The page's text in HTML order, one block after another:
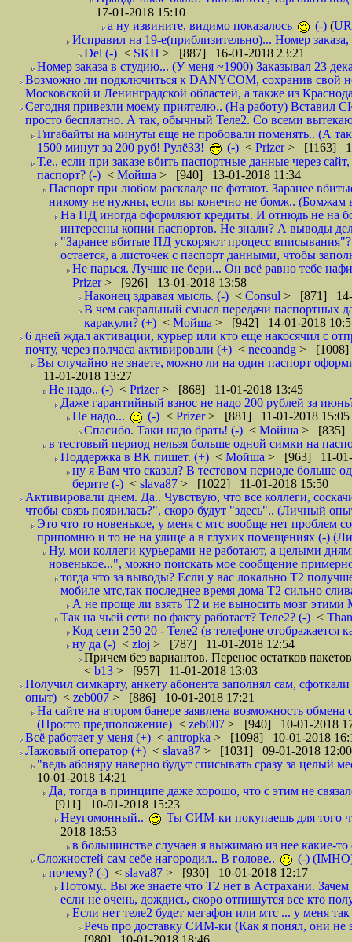
17-01-2018 15:10
а ну извините, видимо показалось
(-) (
Исправил на 19-е(приблизительно)... Номер
Del (-) < SKH > [887] 16-01-2018 23:21
Номер заказа в студию... (У меня ~1900) Заказывал 23
Возможно ли подключиться к DANYCOM, сохранив свой
Московской и Ленинградской областей, а также из
Сегодня привезли моему приятелю.. (На работу) Вставил
просто бесплатно. А так, обычный Теле2. Со всеми
Гигабайты на минуты еще не пробовали поменять.. (А
1500 минут за 200 руб! РулёЗЗ!
(-) < Prizer> [1163]
Т.е., если при заказе вбить паспортные данные через
паспорт? (-) < Мойша > [940] 13-01-2018 11:34
Паспорт при любом раскладе не фотают. Заранее
никому не нужны, если вы конечно не бомж.. (Бомжам
На ПД иногда оформляют кредиты. И отнюдь не на
интересны копии паспортов. Не знали? А выводы
"Заранее вбитые ПД ускоряют процесс
остается, а листочек с паспорт данными, чтобы
Не парься. Лучше не бери... Он всё равно тебе
Prizer> [926] 13-01-2018 13:58
Наконец здравая мысль. (-) < Consul > [871] 14-
В чем сакральный смысл передачи паспортных
каракули? (+) < Мойша > [942] 14-01-2018
6 дней ждал активации, курьер или кто еще накосячил с
почту, через полчаса активировали (+) < necoandg > [1008]
Вы случайно не знаете, можно ли на один паспорт
11-01-2018 13:27
Не надо.. (-) < Prizer> [868] 11-01-2018 13:45
Даже гарантийный взнос не надо 200 рублей за
Не надо...
(-) < Prizer> [881] 11-01-2018 15:05
Спасибо. Таки надо брать! (-) < Мойша > [835]
в тестовый период нельзя больше одной симки на
Поддержка в ВК пишет. (+) < Мойша > [963] 11-01-
ну я Вам что сказал? В тестовом периоде больше
берите (-) < slava87 > [1022] 11-01-2018 15:50
Активировали днем. Да.. Чувствую, что все коллеги,
чтобы связь появилась?", скоро будут "здесь".. (Личный
Это что то новенькое, у меня с мтс вообще нет проблем
припомню и то не на улице а в глухих помещениях (-)
Ну, мои коллеги курьерами не работают, а целыми
новенькое...", можно поискать мое сообщение
тогда что за выводы? Если у вас локально Т2
мобиле мтс,так последнее время дома Т2 сильно
А не проще ли взять Т2 и не выносить мозг
Так на чьей сети по факту работает? Теле2? (-) <
Код сети 250 20 - Теле2 (в телефоне отображается
ну да (-) < zloj > [787] 11-01-2018 12:54
Причем без вариантов. Перенос остатков
< b13 > [957] 11-01-2018 13:03
Получил симкарту, анкету абонента заполнял сам,
опыт) < zeb007 > [886] 10-01-2018 17:21
На сайте на втором банере заявлена возможность
(Просто предположение) < zeb007 > [940] 10-01-2018
Всё работает у меня (+) < antropka > [1098] 10-01-2018
Лажовый оператор (+) < slava87 > [1031] 09-01-2018 12:00
"ведь абоняру наверно будут списывать сразу за целый
10-01-2018 14:21
Да, тогда в принципе даже хорошо, что с этим не
[911] 10-01-2018 15:23
Неугомонный..
Ты СИМ-ки покупаешь для того
2018 18:53
в большинстве случаев я выжимаю из нее какие-то
Сложностей сам себе нагородил.. В голове..
(-)
почему? (-) < slava87 > [930] 10-01-2018 12:17
Потому.. Вы же знаете что Т2 нет в Астрахани.
если не очень, дождись, скоро отпишутся все кто
Если нет теле2 будет мегафон или мтс ... у меня
Речь про доставку СИМ-ки (Как я понял, они не
[980] 10-01-2018 18:46